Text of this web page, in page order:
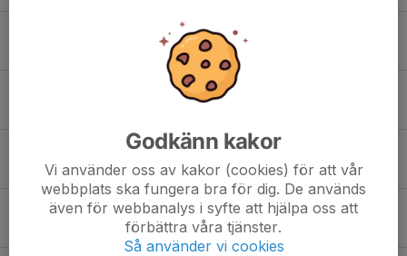
Säsongen börjar att lida emot sitt slut
0
Spelschema Karlstad 14 feb 2026
P12 Poolspel Otterbäcken 31 Januari
29 jan, 08:33 0
P11 Poolspel i Trollhättan 25 jan
24 jan, 19:23 0
Godkänn kakor
Vi använder oss av kakor (cookies) för att vår
webbplats ska fungera bra för dig. De används
även för webbanalys i syfte att hjälpa oss att
förbättra våra tjänster.
Så använder vi cookies